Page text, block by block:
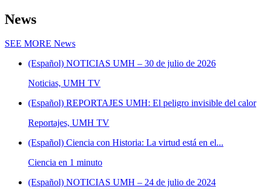
News
SEE MORE News
(Español) NOTICIAS UMH – 30 de julio de 2026
Noticias, UMH TV
(Español) REPORTAJES UMH: El peligro invisible del calor
Reportajes, UMH TV
(Español) Ciencia con Historia: La virtud está en el...
Ciencia en 1 minuto
(Español) NOTICIAS UMH – 24 de julio de 2024